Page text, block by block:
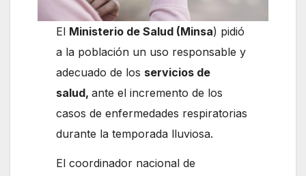
El Ministerio de Salud (Minsa) pidió
a la población un uso responsable y
adecuado de los servicios de
salud,ante el incremento de los
casos de enfermedades respiratorias
durante la temporada lluviosa.
El coordinador nacional de